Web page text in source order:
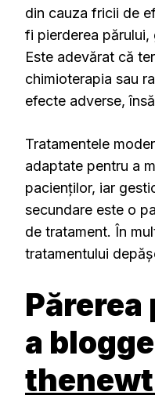
din cauza fricii de
fi pierderea părului,
Este adevărat că
chimioterapia sau
efecte adverse,
Tratamentele
adaptate pentru a
pacienților, iar
secundare este o
de tratament. În
tratamentului
Părerea
a